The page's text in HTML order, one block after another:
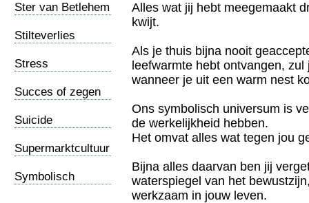
Ster van Betlehem
Stilteverlies
Stress
Succes of zegen
Suicide
Supermarktcultuur
Symbolisch
Alles wat jij hebt meegemaakt
kwijt.
Als je thuis bijna nooit
leefwarmte hebt ontvangen,
wanneer je uit een warm nest
Ons symbolisch universum is
de werkelijkheid hebben.
Het omvat alles wat tegen jou
Bijna alles daarvan ben jij
waterspiegel van het
werkzaam in jouw leven.